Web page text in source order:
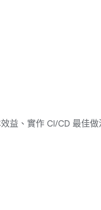
益、實作 CI/CD 最佳做